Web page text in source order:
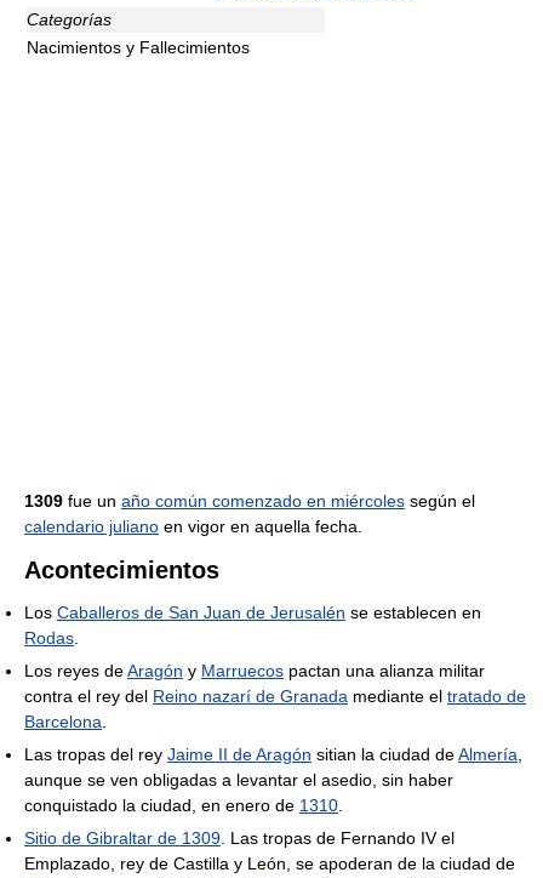
Categorías
Nacimientos y Fallecimientos
1309 fue un año común comenzado en miércoles según el
calendario juliano en vigor en aquella fecha.
Acontecimientos
Los Caballeros de San Juan de Jerusalén se establecen en
Rodas
Los reyes deAragón y Marruecos pactan una alianza militar
contra el rey del Reino nazarí de Granada mediante el tratado de
Barcelona
Las tropas del rey Jaime II de Aragón sitian la ciudad deAlmería
aunque se ven obligadas a levantar el asedio, sin haber
conquistado la ciudad, en enero de 1310
Sitio de Gibraltar de 1309 . Las tropas de Fernando IV el
Emplazado, rey de Castilla y León, se apoderan de la ciudad de